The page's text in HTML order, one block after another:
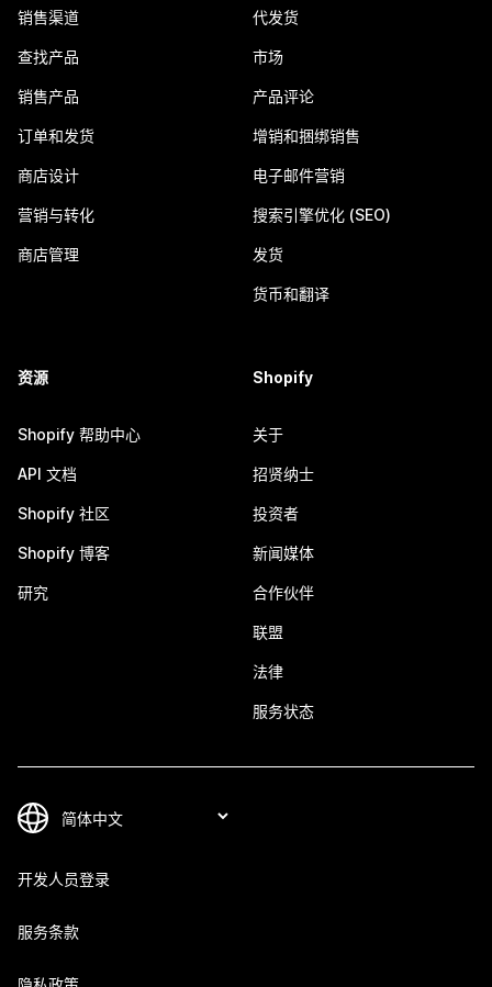
销售渠道
查找产品
销售产品
订单和发货
商店设计
营销与转化
商店管理
代发货
市场
产品评论
增销和捆绑销售
电子邮件营销
搜索引擎优化 (SEO)
发货
货币和翻译
资源
Shopify 帮助中心
API 文档
Shopify 社区
Shopify 博客
研究
Shopify
关于
招贤纳士
投资者
新闻媒体
合作伙伴
联盟
法律
服务状态
开发人员登录
服务条款